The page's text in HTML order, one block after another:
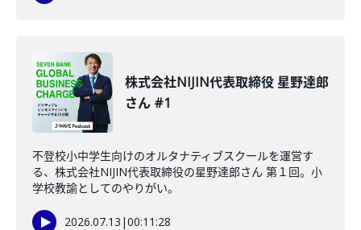
株式会社NIJIN代表取締役 星野達郎
さん #1
不登校小中学生向けのオルタナティブスクールを運営す
る、株式会社NIJIN代表取締役の星野達郎さん 第１回。小
学校教諭としてのやりがい。
2026.07.13 |00:11:28